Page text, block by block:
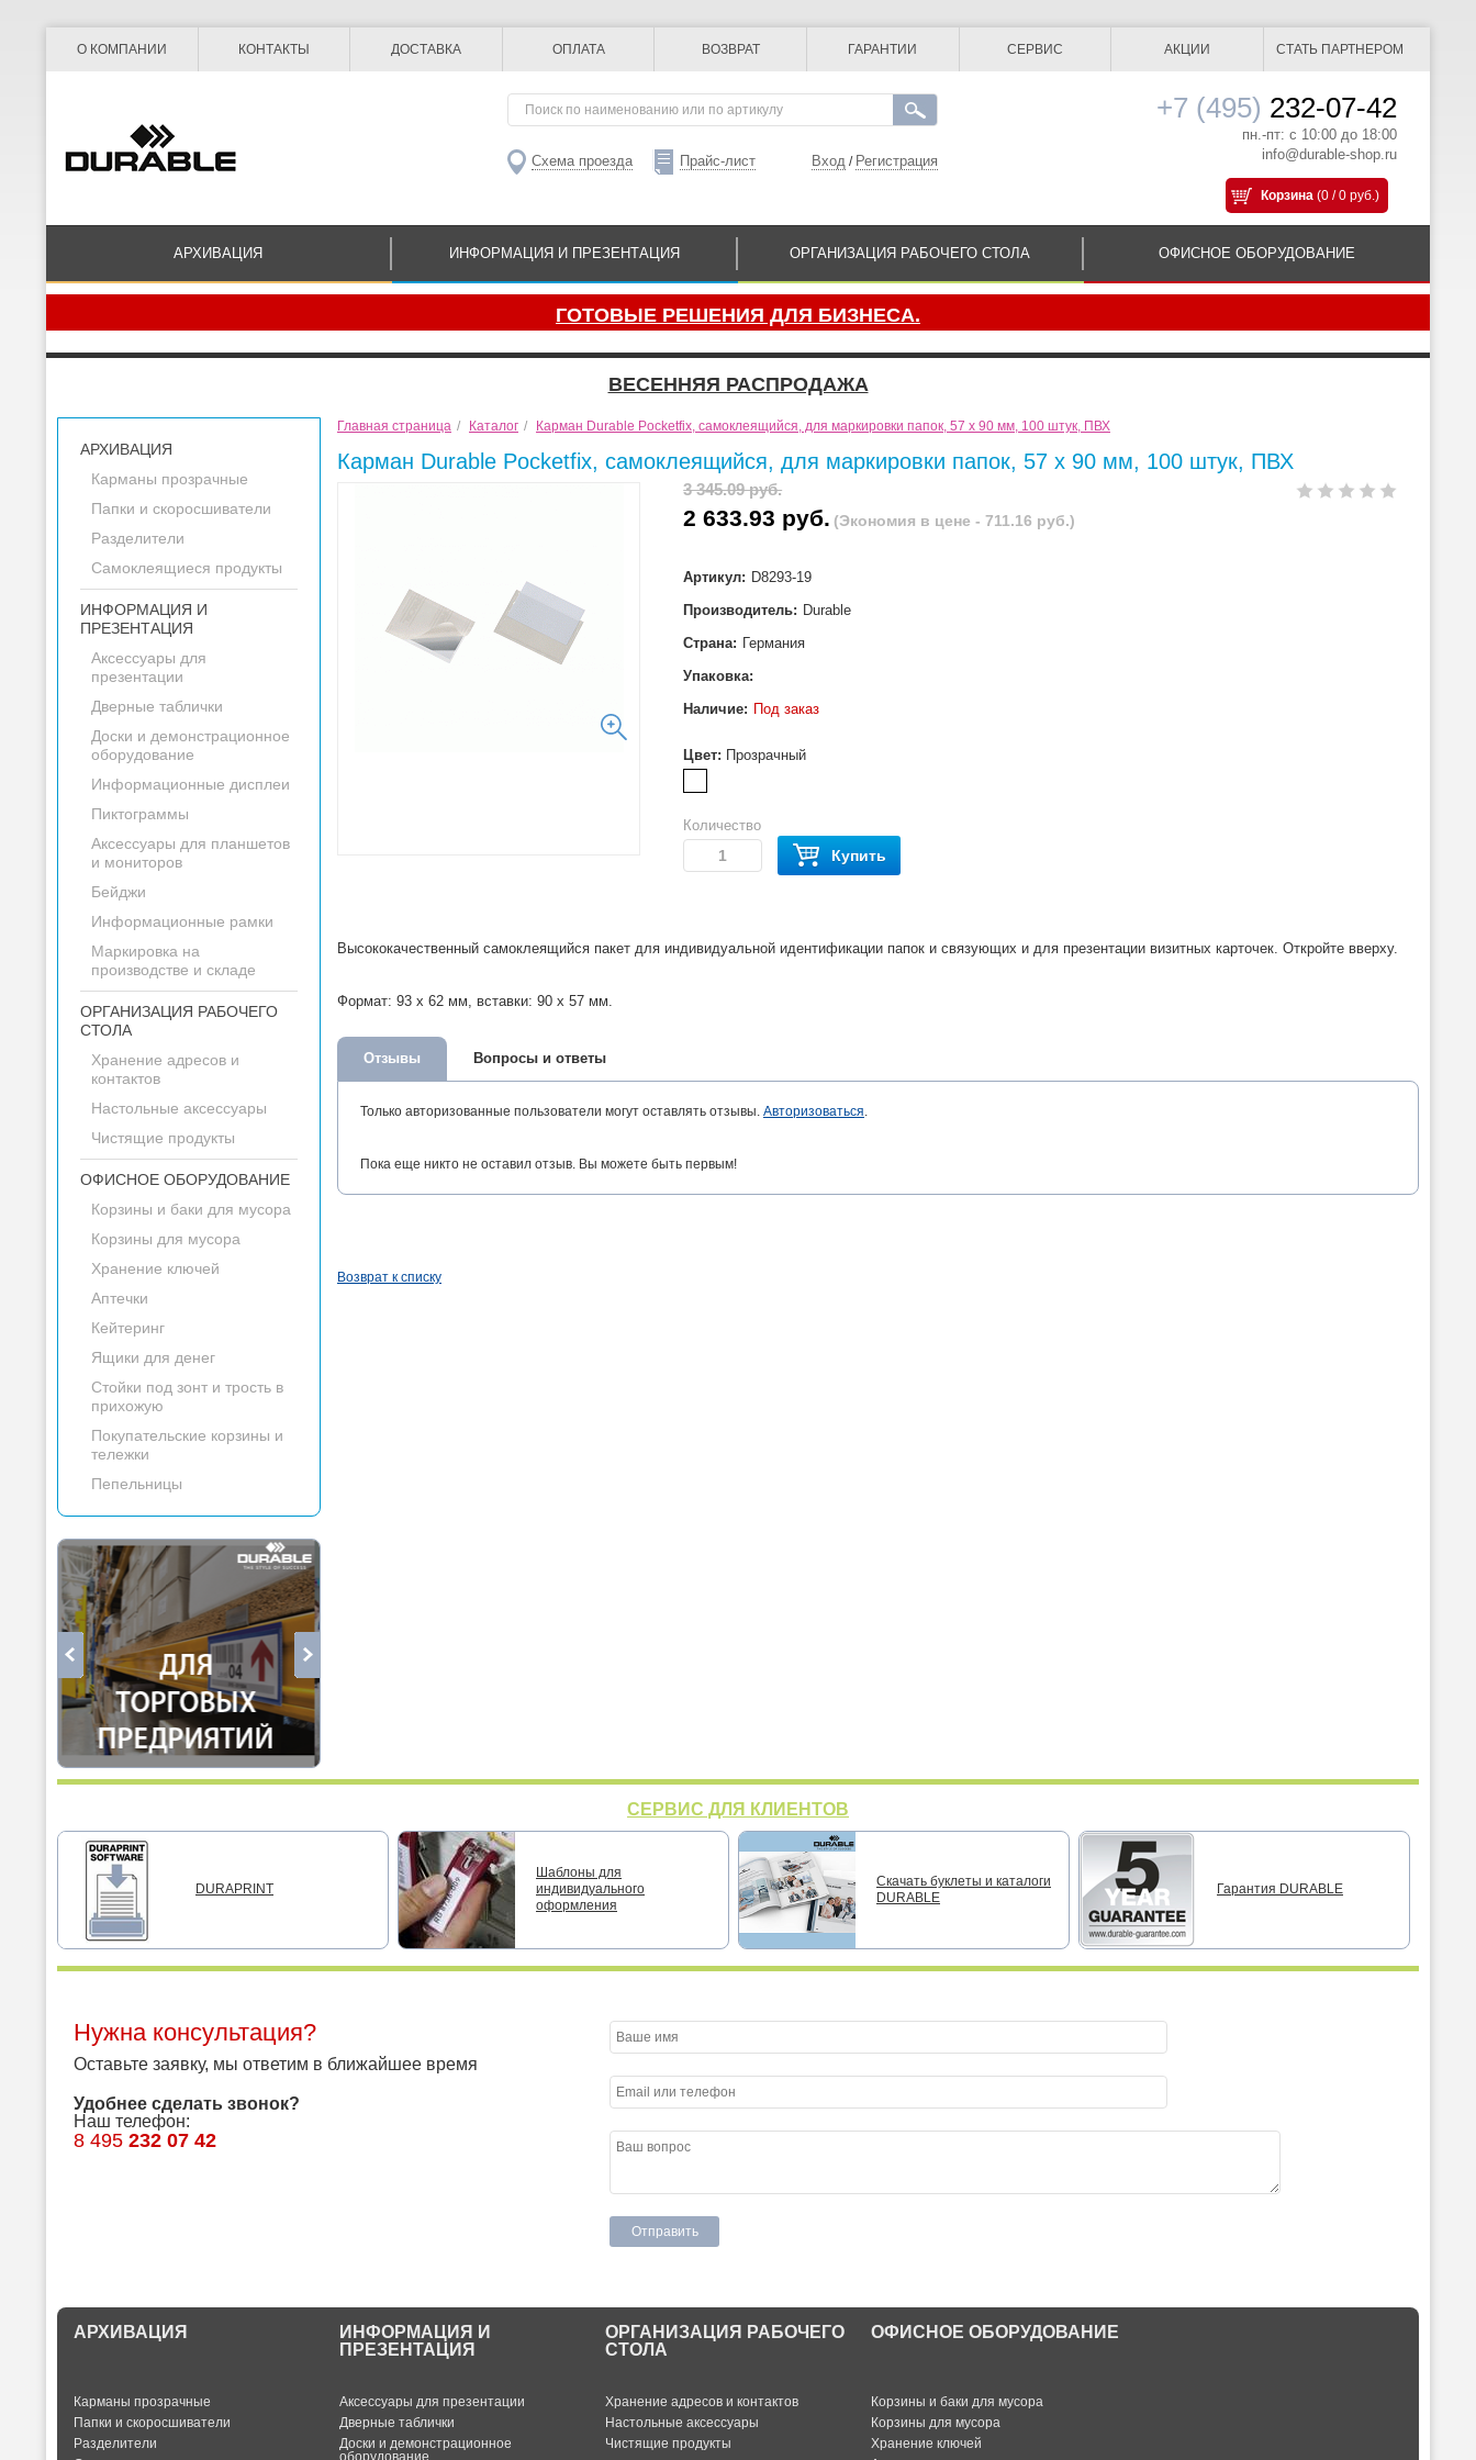
О КОМПАНИИ КОНТАКТЫ ДОСТАВКА ОПЛАТА ВОЗВРАТ ГАРАНТИИ СЕРВИС АКЦИИ СТАТЬ ПАРТНЕРОМ
Схема проезда Прайс-лист Вход / Регистрация
+7 (495) 232-07-42
пн.-пт: с 10:00 до 18:00
info@durable-shop.ru
Корзина (0 / 0 руб.)
АРХИВАЦИЯ ИНФОРМАЦИЯ И ПРЕЗЕНТАЦИЯ ОРГАНИЗАЦИЯ РАБОЧЕГО СТОЛА ОФИСНОЕ ОБОРУДОВАНИЕ
ГОТОВЫЕ РЕШЕНИЯ ДЛЯ БИЗНЕСА.
ВЕСЕННЯЯ РАСПРОДАЖА
АРХИВАЦИЯ
Карманы прозрачные
Папки и скоросшиватели
Разделители
Самоклеящиеся продукты
ИНФОРМАЦИЯ И
ПРЕЗЕНТАЦИЯ
Аксессуары для
презентации
Дверные таблички
Доски и демонстрационное
оборудование
Информационные дисплеи
Пиктограммы
Аксессуары для планшетов
и мониторов
Бейджи
Информационные рамки
Маркировка на
производстве и складе
ОРГАНИЗАЦИЯ РАБОЧЕГО
СТОЛА
Хранение адресов и
контактов
Настольные аксессуары
Чистящие продукты
ОФИСНОЕ ОБОРУДОВАНИЕ
Корзины и баки для мусора
Корзины для мусора
Хранение ключей
Аптечки
Кейтеринг
Ящики для денег
Стойки под зонт и трость в
прихожую
Покупательские корзины и
тележки
Пепельницы
Главная страница / Каталог / Карман Durable Pocketfix, самоклеящийся, для маркировки папок, 57 х 90 мм, 100 штук, ПВХ
Карман Durable Pocketfix, самоклеящийся, для маркировки папок, 57 х 90 мм, 100 штук, ПВХ
3 345.09 руб.
2 633.93 руб. (Экономия в цене - 711.16 руб.)
Артикул: D8293-19
Производитель: Durable
Страна: Германия
Упаковка:
Наличие: Под заказ
Цвет: Прозрачный
Количество
Купить
Высококачественный самоклеящийся пакет для индивидуальной идентификации папок и связующих и для презентации визитных карточек. Откройте вверху.
Формат: 93 x 62 мм, вставки: 90 x 57 мм.
Отзывы Вопросы и ответы
Только авторизованные пользователи могут оставлять отзывы. Авторизоваться.
Пока еще никто не оставил отзыв. Вы можете быть первым!
Возврат к списку
СЕРВИС ДЛЯ КЛИЕНТОВ
DURAPRINT
Шаблоны для
индивидуального
оформления
Скачать буклеты и каталоги
DURABLE
Гарантия DURABLE
Нужна консультация?
Оставьте заявку, мы ответим в ближайшее время
Удобнее сделать звонок?
Наш телефон:
8 495 232 07 42
АРХИВАЦИЯ
Карманы прозрачные
Папки и скоросшиватели
Разделители
ИНФОРМАЦИЯ И
ПРЕЗЕНТАЦИЯ
Аксессуары для презентации
Дверные таблички
Доски и демонстрационное
оборудование
ОРГАНИЗАЦИЯ РАБОЧЕГО
СТОЛА
Хранение адресов и контактов
Настольные аксессуары
Чистящие продукты
ОФИСНОЕ ОБОРУДОВАНИЕ
Корзины и баки для мусора
Корзины для мусора
Хранение ключей